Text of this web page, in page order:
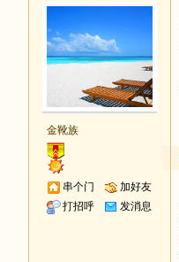
金靴族
串个门
加好友
打招呼
发消息